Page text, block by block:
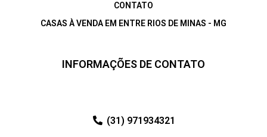
CONTATO
CASAS À VENDA EM ENTRE RIOS DE MINAS - MG
INFORMAÇÕES DE CONTATO
(31) 971934321